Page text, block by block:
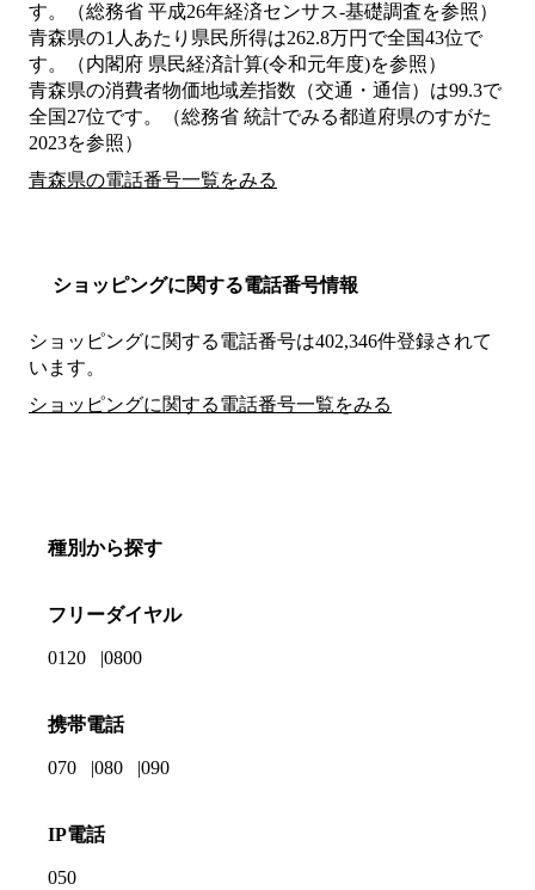
す。（総務省 平成26年経済センサス‐基礎調査を参照）
青森県の1人あたり県民所得は262.8万円で全国43位で
す。（内閣府 県民経済計算(令和元年度)を参照）
青森県の消費者物価地域差指数（交通・通信）は99.3で
全国27位です。（総務省 統計でみる都道府県のすがた
2023を参照）
青森県の電話番号一覧をみる
ショッピングに関する電話番号情報
ショッピングに関する電話番号は402,346件登録されて
います。
ショッピングに関する電話番号一覧をみる
種別から探す
フリーダイヤル
0120 0800
携帯電話
070 080 090
IP電話
050